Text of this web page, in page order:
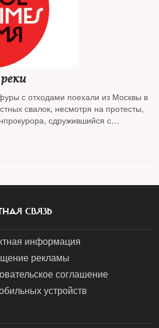
с отходами поехали из Москвы в
свалок, несмотря на протесты,
сдружившийся с
СВЯЗЬ
информация
рекламы
соглашение
устройств